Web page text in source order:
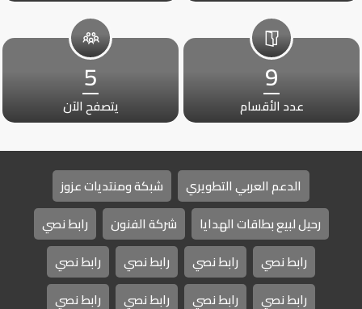
9
عدد الأقسام
5
يتصفح الآن
الدعم العربي التطويري
شبكة ومنتديات عزوز
رحيل لبيع بطاقات الهدايا
شركة الفنون
رابط نصي
رابط نصي
رابط نصي رابط نصي
رابط نصي
رابط نصي
رابط نصي رابط نصي رابط نصي